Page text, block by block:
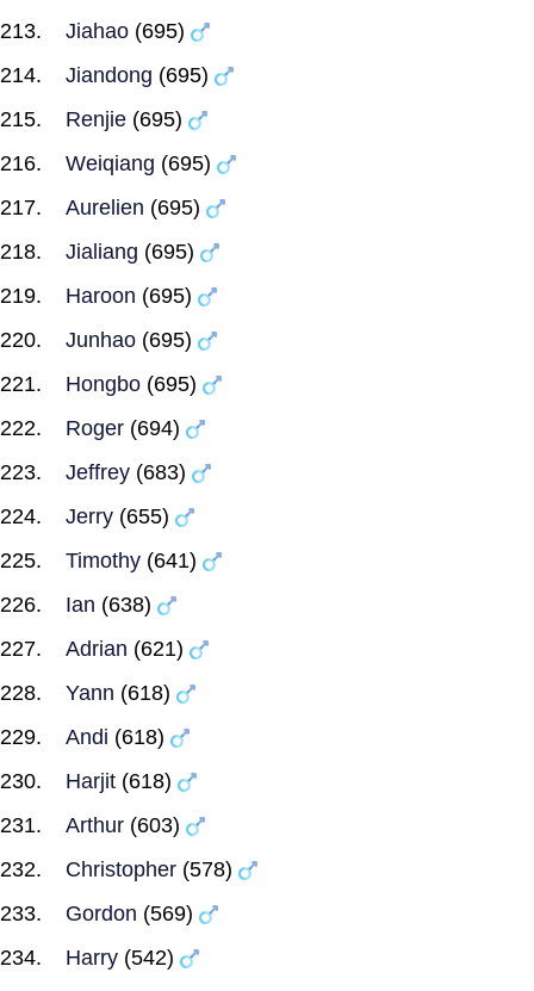
Jiahao (695)
Jiandong (695)
Renjie (695)
Weiqiang (695)
Aurelien (695)
Jialiang (695)
Haroon (695)
Junhao (695)
Hongbo (695)
Roger (694)
Jeffrey (683)
Jerry (655)
Timothy (641)
Ian (638)
Adrian (621)
Yann (618)
Andi (618)
Harjit (618)
Arthur (603)
Christopher (578)
Gordon (569)
Harry (542)